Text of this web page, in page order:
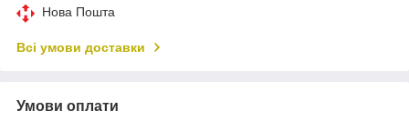
Нова Пошта
Всі умови доставки
Умови оплати